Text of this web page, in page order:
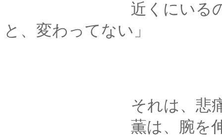
近くにいるのに、探
と、変わってない」
それは、悲痛な叫
薫は、腕を伸ばして